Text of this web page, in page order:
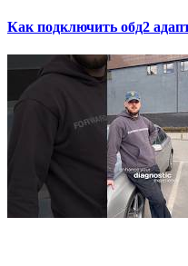
Как подключить обд2